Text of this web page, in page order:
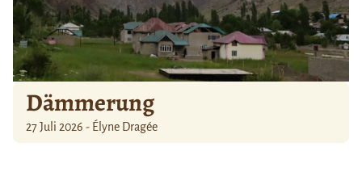
Dämmerung
27 Juli 2026 - Élyne Dragée